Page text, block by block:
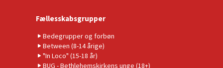
Fællesskabsgrupper
Bedegrupper og forbøn
Between (8-14 årige)
"In Loco" (15-18 år)
BUG - Bethlehemskirkens unge (18+)